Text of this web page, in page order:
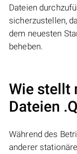
Dateien
sicherzustellen,
dem neuesten
beheben.
Wie stellt
Dateien
Während des
anderer